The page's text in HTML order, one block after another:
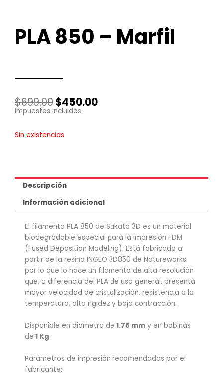
PLA 850 – Marfil
$699.00El
precio
era:
$450.00El
Impuestos incluidos.
Sin existencias
Descripción
Información adicional
El filamento PLA 850 de Sakata 3D es un material
biodegradable especial para la impresión FDM
(Fused Deposition Modeling). Está fabricado a
partir de la resina INGEO 3D850 de Natureworks.
por lo que lo hace un filamento de alta resolución
que, a diferencia del PLA de uso general, presenta
mayor velocidad de cristalización, resistencia a la
temperatura, alta rigidez y baja contracción.
Disponible en diámetro de 1.75 mm y en bobinas
de 1 Kg.
Parámetros de impresión recomendados por el
fabricante: